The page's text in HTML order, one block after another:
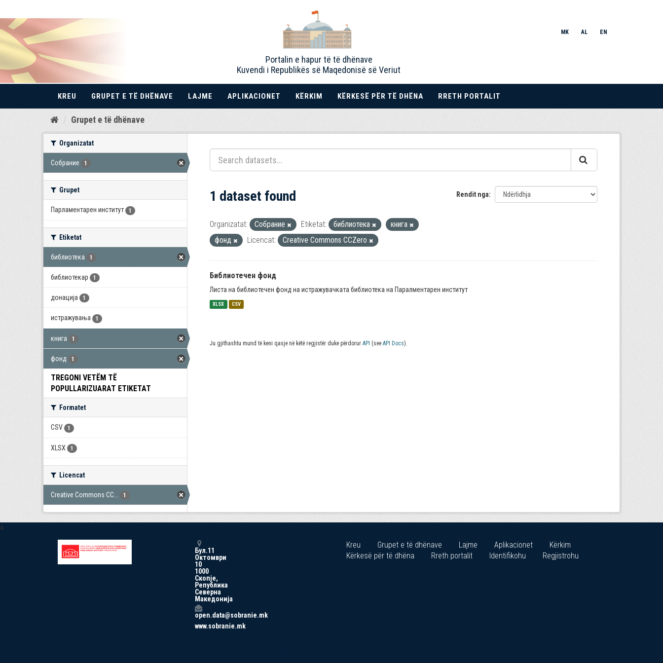
Kalo
Portalin e hapur të të dhënave
Kuvendi i Republikës së Maqedonisë së Veriut
MK AL EN
KREU GRUPET E TË DHËNAVE LAJME APLIKACIONET KËRKIM KËRKESË PËR TË DHËNA RRETH PORTALIT
Grupet e të dhënave
Organizatat
Собрание 1
Grupet
Парламентарен институт 1
Etiketat
библиотека 1
библиотекар 1
донација 1
истражувања 1
книга 1
фонд 1
TREGONI VETËM TË
POPULLARIZUARAT ETIKETAT
Formatet
CSV 1
XLSX 1
Licencat
Creative Commons CC... 1
Rendit nga
1 dataset found
Organizatat: Собрание Etiketat: библиотека
книга
фонд
Licencat: Creative Commons CCZero
Библиотечен фонд
Листа на библиотечен фонд на истражувачката библиотека на Паралментарен институт
XLSX CSV
Ju gjithashtu mund të keni qasje në këtë regjistër duke përdorur API (see API Docs).
a
Бул.11
Октомври
10
1000
Скопје,
Република
Северна
Македонија
open.data@sobranie.mk
www.sobranie.mk
Kreu Grupet e të dhënave Lajme Aplikacionet
Kërkim
Kërkesë për të dhëna
Rreth portalit Identifikohu Regjistrohu